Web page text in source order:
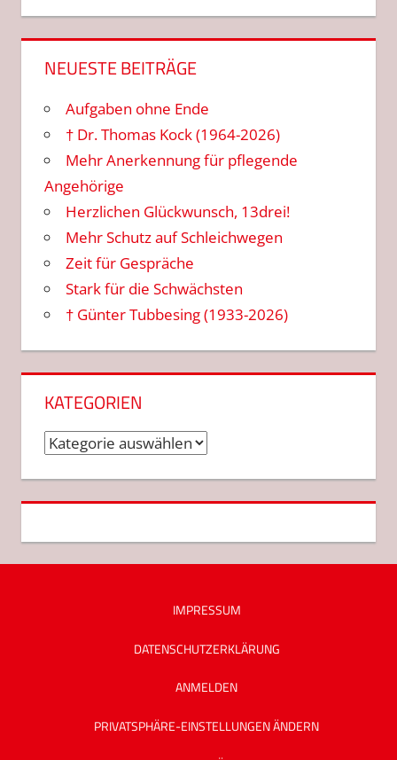
NEUESTE BEITRÄGE
Aufgaben ohne Ende
† Dr. Thomas Kock (1964-2026)
Mehr Anerkennung für pflegende
Angehörige
Herzlichen Glückwunsch, 13drei!
Mehr Schutz auf Schleichwegen
Zeit für Gespräche
Stark für die Schwächsten
† Günter Tubbesing (1933-2026)
KATEGORIEN
Kategorien
IMPRESSUM
DATENSCHUTZ­ERKLÄRUNG
ANMELDEN
PRIVATSPHÄRE-EINSTELLUNGEN ÄNDERN